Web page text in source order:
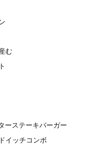
む
ーステーキバーガー
イッチコンボ